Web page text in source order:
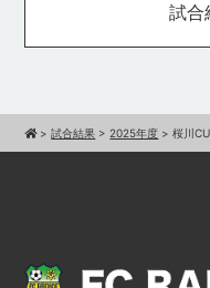
試合
>試合結果 > 2025年度 >桜川